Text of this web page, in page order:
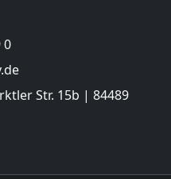
0
Str. 15b | 84489